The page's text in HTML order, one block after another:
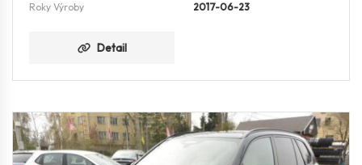
Roky Výroby
2017-06-23
Detail